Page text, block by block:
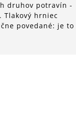
druhov potravín -
Tlakový hrniec
povedané: je to